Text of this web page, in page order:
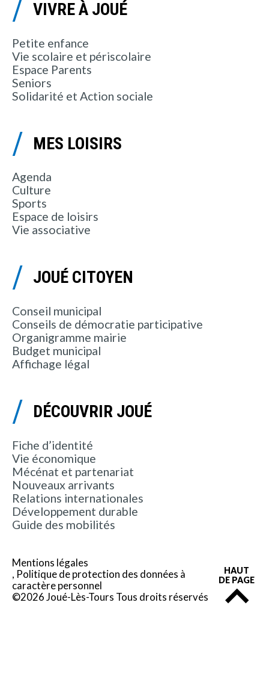
VIVRE À JOUÉ
Petite enfance
Vie scolaire et périscolaire
Espace Parents
Seniors
Solidarité et Action sociale
MES LOISIRS
Agenda
Culture
Sports
Espace de loisirs
Vie associative
JOUÉ CITOYEN
Conseil municipal
Conseils de démocratie participative
Organigramme mairie
Budget municipal
Affichage légal
DÉCOUVRIR JOUÉ
Fiche d’identité
Vie économique
Mécénat et partenariat
Nouveaux arrivants
Relations internationales
Développement durable
Guide des mobilités
Mentions légales
Politique de protection des données à
caractère personnel
©2026 Joué-Lès-Tours Tous droits réservés
HAUT
DE PAGE